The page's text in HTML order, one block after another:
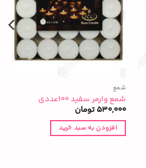
شمع
شمع وارمر سفید ۱۰۰عددی
530,000تومان
افزودن به سبد خرید